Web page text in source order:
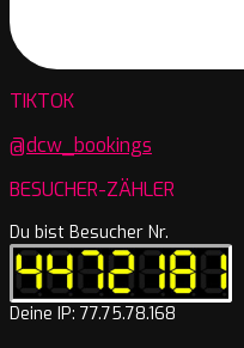
TIKTOK
@dcw_bookings
BESUCHER-ZÄHLER
Du bist Besucher Nr.
Deine IP: 77.75.78.168